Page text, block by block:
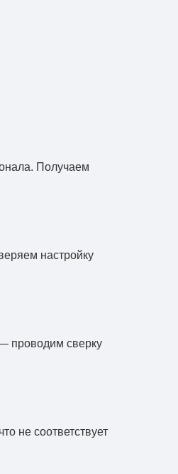
Получаем
настройку
проводим сверку
не соответствует